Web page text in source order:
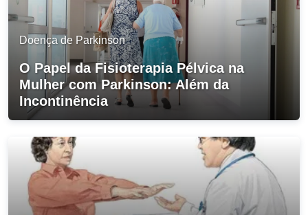
Doença de Parkinson
O Papel da Fisioterapia Pélvica na
Mulher com Parkinson: Além da
Incontinência